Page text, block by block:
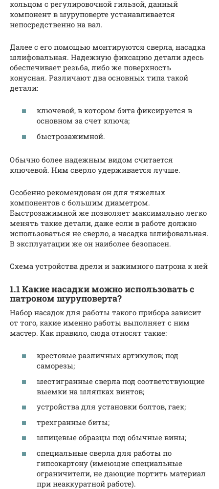
кольцом с регулировочной гильзой, данный
компонент в шуруповерте устанавливается
непосредственно на вал.
Далее с его помощью монтируются сверла, насадка
шлифовальная. Надежную фиксацию детали здесь
обеспечивает резьба, либо же поверхность
конусная. Различают два основных типа такой
детали:
ключевой, в котором бита фиксируется в
основном за счет ключа;
быстрозажимной.
Обычно более надежным видом считается
ключевой. Ним сверло удерживается лучше.
Особенно рекомендован он для тяжелых
компонентов с большим диаметром.
Быстрозажимной же позволяет максимально легко
менять такие детали, даже если в работе должно
использоваться не сверло, а насадка шлифовальная.
В эксплуатации же он наиболее безопасен.
Схема устройства дрели и зажимного патрона к ней
1.1 Какие насадки можно использовать с
патроном шуруповерта?
Набор насадок для работы такого прибора зависит
от того, какие именно работы выполняет с ним
мастер. Как правило, сюда относят такие:
крестовые различных артикулов; под
саморезы;
шестигранные сверла под соответствующие
выемки на шляпках винтов;
устройства для установки болтов, гаек;
трехгранные биты;
шпицевые образцы под обычные вины;
специальные сверла для работы по
гипсокартону (имеющие специальные
ограничители, не дающие портить материал
при неаккуратной работе).